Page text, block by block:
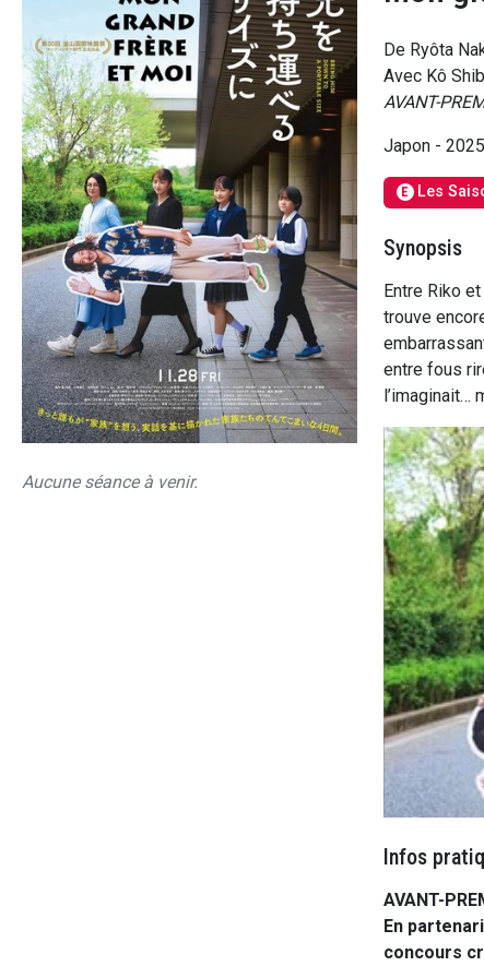
Aucune séance à venir.
De Ryôta
Avec Kô
AVANT-
Japon - 2025
E Les
Synopsis
Entre Riko
trouve
entre fous
l’imaginait…
Infos
AVANT-
En
concours